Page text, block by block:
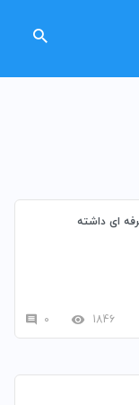
ای داشته
1846 ۰